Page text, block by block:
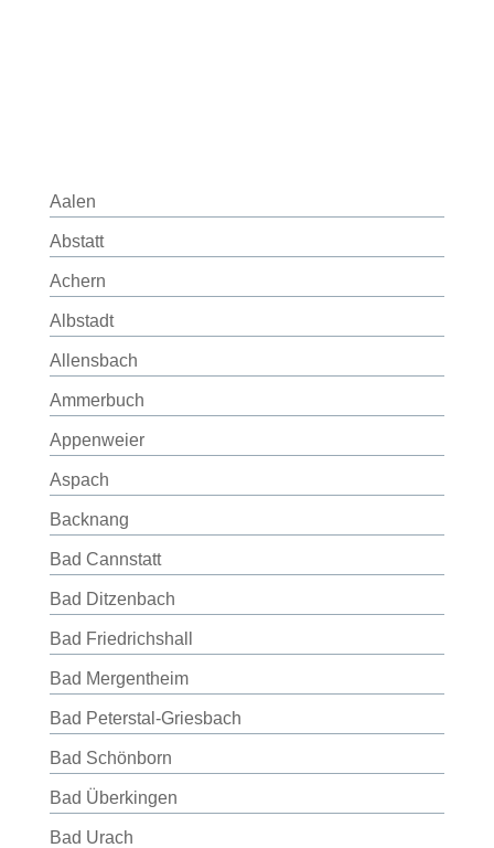
Aalen
Abstatt
Achern
Albstadt
Allensbach
Ammerbuch
Appenweier
Aspach
Backnang
Bad Cannstatt
Bad Ditzenbach
Bad Friedrichshall
Bad Mergentheim
Bad Peterstal-Griesbach
Bad Schönborn
Bad Überkingen
Bad Urach